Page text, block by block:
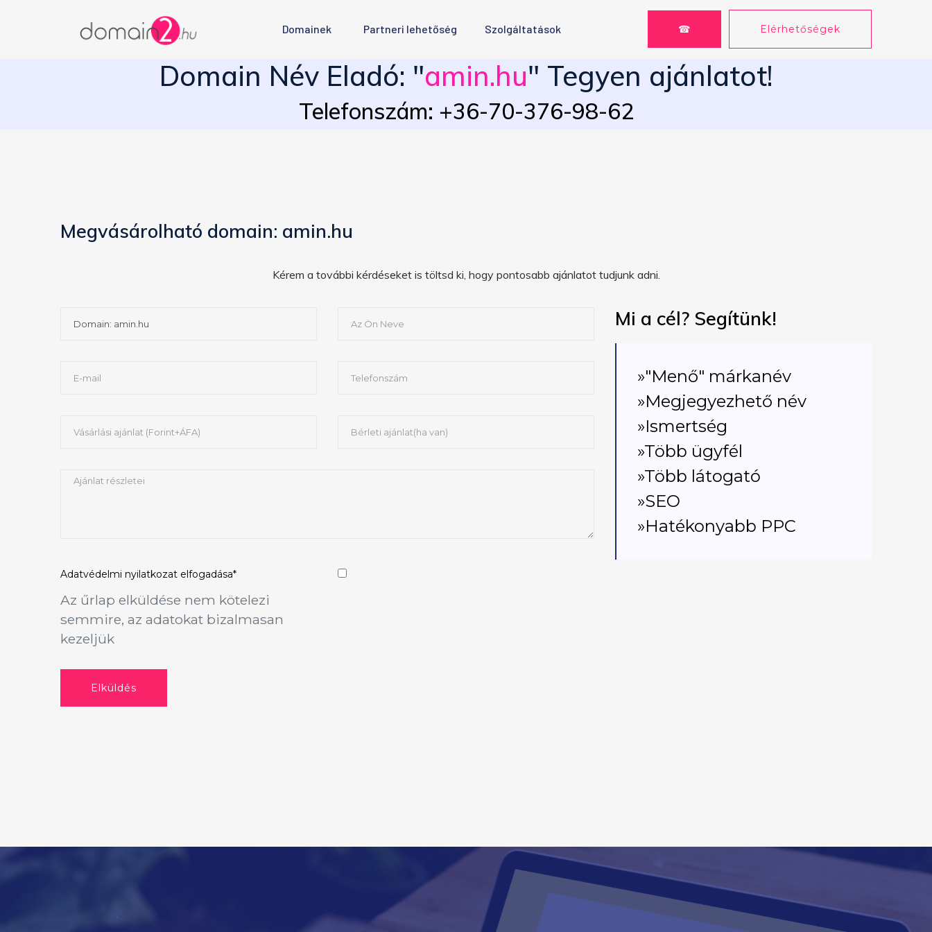
Domainek Partneri lehetőség Szolgáltatások ☎ Elérhetőségek
Domain Név Eladó: "amin.hu" Tegyen ajánlatot!
Telefonszám: +36-70-376-98-62
Megvásárolható domain: amin.hu
Kérem a további kérdéseket is töltsd ki, hogy pontosabb ajánlatot tudjunk adni.
Adatvédelmi nyilatkozat elfogadása*
Az űrlap elküldése nem kötelezi
semmire, az adatokat bizalmasan
kezeljük
Elküldés
Mi a cél? Segítünk!
»"Menő" márkanév
»Megjegyezhető név
»Ismertség
»Több ügyfél
»Több látogató
»SEO
»Hatékonyabb PPC